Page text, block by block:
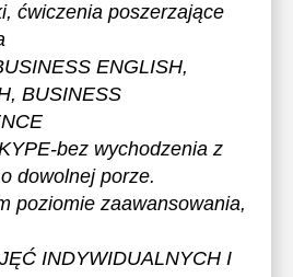
ćwiczenia poszerzające
ENGLISH,
BUSINESS
bez wychodzenia z
dowolnej porze.
poziomie zaawansowania,
INDYWIDUALNYCH I